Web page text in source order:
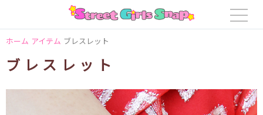
ホーム アイテム ブレスレット
ブレスレット